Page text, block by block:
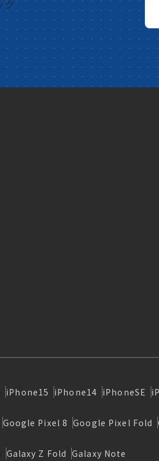
iPhone15 iPhone14 iPhoneSE
Google Pixel 8 Google Pixel Fold
Galaxy Z Fold Galaxy Note